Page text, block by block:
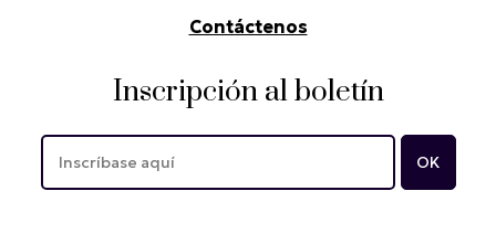
Contáctenos
Inscripción al boletín